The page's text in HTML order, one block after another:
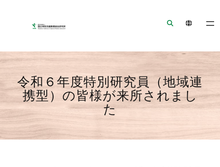
シ
ジ
ャ
ン
へ
ジ
へ
プ
令和６年度特別研究員（地域連
携型）の皆様が来所されまし
た